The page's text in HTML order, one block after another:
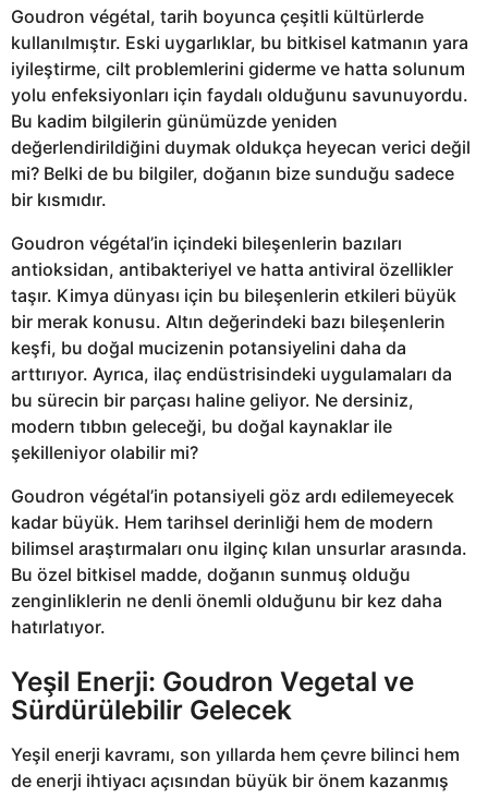
Goudron végétal, tarih boyunca çeşitli kültürlerde
kullanılmıştır. Eski uygarlıklar, bu bitkisel katmanın yara
iyileştirme, cilt problemlerini giderme ve hatta solunum
yolu enfeksiyonları için faydalı olduğunu savunuyordu.
Bu kadim bilgilerin günümüzde yeniden
değerlendirildiğini duymak oldukça heyecan verici değil
mi? Belki de bu bilgiler, doğanın bize sunduğu sadece
bir kısmıdır.
Goudron végétal’in içindeki bileşenlerin bazıları
antioksidan, antibakteriyel ve hatta antiviral özellikler
taşır. Kimya dünyası için bu bileşenlerin etkileri büyük
bir merak konusu. Altın değerindeki bazı bileşenlerin
keşfi, bu doğal mucizenin potansiyelini daha da
arttırıyor. Ayrıca, ilaç endüstrisindeki uygulamaları da
bu sürecin bir parçası haline geliyor. Ne dersiniz,
modern tıbbın geleceği, bu doğal kaynaklar ile
şekilleniyor olabilir mi?
Goudron végétal’in potansiyeli göz ardı edilemeyecek
kadar büyük. Hem tarihsel derinliği hem de modern
bilimsel araştırmaları onu ilginç kılan unsurlar arasında.
Bu özel bitkisel madde, doğanın sunmuş olduğu
zenginliklerin ne denli önemli olduğunu bir kez daha
hatırlatıyor.
Yeşil Enerji: Goudron Vegetal ve
Sürdürülebilir Gelecek
Yeşil enerji kavramı, son yıllarda hem çevre bilinci hem
de enerji ihtiyacı açısından büyük bir önem kazanmış